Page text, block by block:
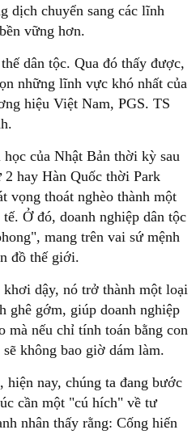
dịch chuyển sang các lĩnh
vững hơn.
dân tộc. Qua đó thấy được,
những lĩnh vực khó nhất của
hiệu Việt Nam, PGS. TS
của Nhật Bản thời kỳ sau
hay Hàn Quốc thời Park
vọng thoát nghèo thành một
Ở đó, doanh nghiệp dân tộc
mang trên vai sứ mệnh
đồ thế giới.
dậy, nó trở thành một loại
ghê gớm, giúp doanh nghiệp
nếu chỉ tính toán bằng con
không bao giờ dám làm.
nay, chúng ta đang bước
cần một "cú hích" về tư
nhân thấy rằng: Cống hiến